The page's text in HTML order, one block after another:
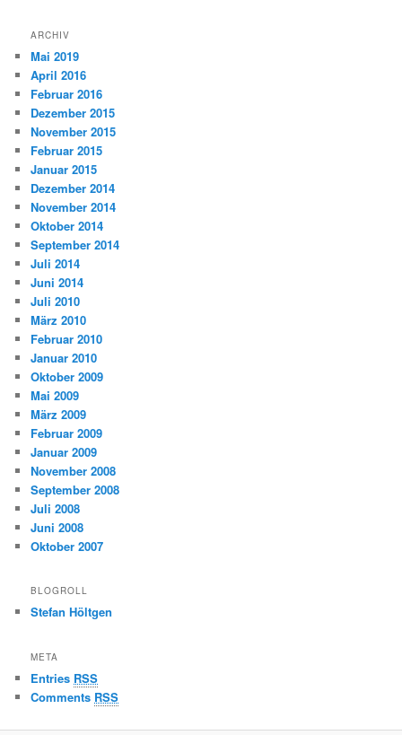
ARCHIV
Mai 2019
April 2016
Februar 2016
Dezember 2015
November 2015
Februar 2015
Januar 2015
Dezember 2014
November 2014
Oktober 2014
September 2014
Juli 2014
Juni 2014
Juli 2010
März 2010
Februar 2010
Januar 2010
Oktober 2009
Mai 2009
März 2009
Februar 2009
Januar 2009
November 2008
September 2008
Juli 2008
Juni 2008
Oktober 2007
BLOGROLL
Stefan Höltgen
META
Entries RSS
Comments RSS